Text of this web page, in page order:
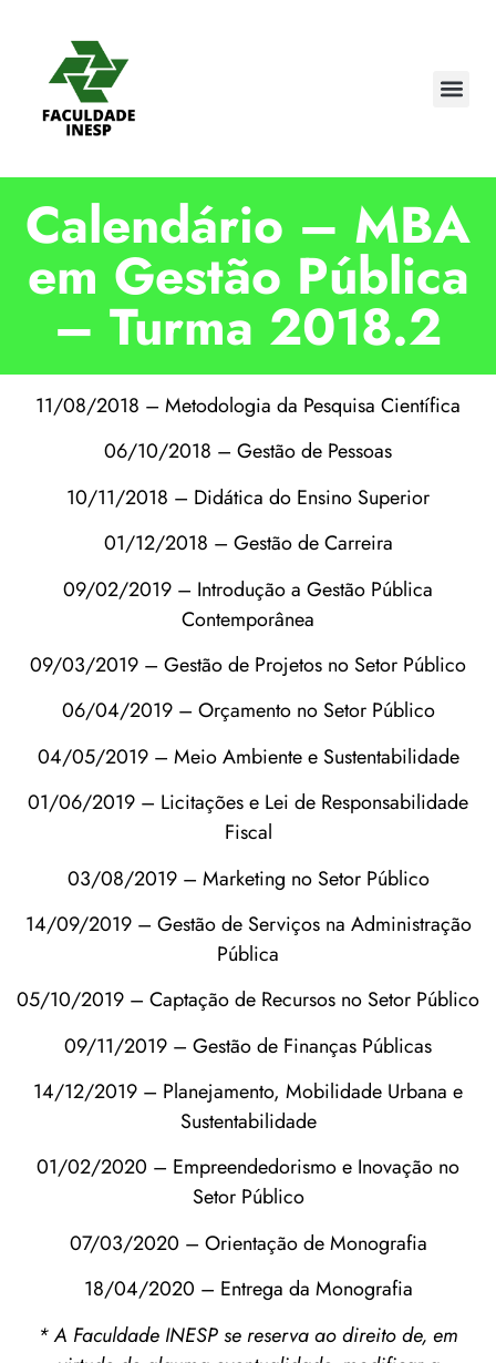
Calendário – MBA
em Gestão Pública
– Turma 2018.2
11/08/2018 – Metodologia da Pesquisa Científica
06/10/2018 – Gestão de Pessoas
10/11/2018 – Didática do Ensino Superior
01/12/2018 – Gestão de Carreira
09/02/2019 – Introdução a Gestão Pública
Contemporânea
09/03/2019 – Gestão de Projetos no Setor Público
06/04/2019 – Orçamento no Setor Público
04/05/2019 – Meio Ambiente e Sustentabilidade
01/06/2019 – Licitações e Lei de Responsabilidade
Fiscal
03/08/2019 – Marketing no Setor Público
14/09/2019 – Gestão de Serviços na Administração
Pública
05/10/2019 – Captação de Recursos no Setor Público
09/11/2019 – Gestão de Finanças Públicas
14/12/2019 – Planejamento, Mobilidade Urbana e
Sustentabilidade
01/02/2020 – Empreendedorismo e Inovação no
Setor Público
07/03/2020 – Orientação de Monografia
18/04/2020 – Entrega da Monografia
* A Faculdade INESP se reserva ao direito de, em